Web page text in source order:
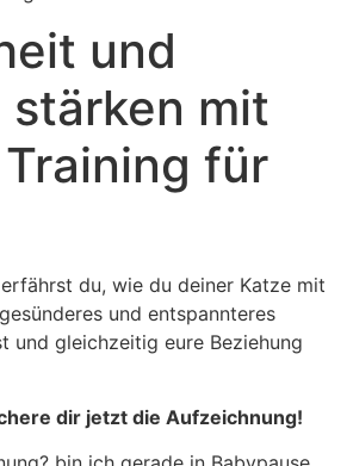
und
stärken mit
für
du, wie du deiner Katze mit
und entspannteres
und gleichzeitig eure Beziehung
dir jetzt die Aufzeichnung!